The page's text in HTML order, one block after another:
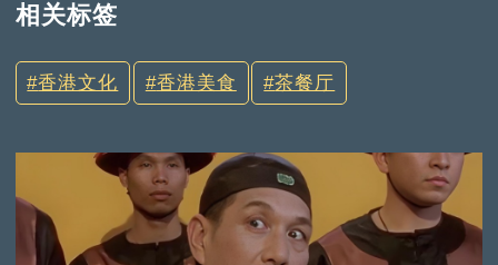
相关标签
香港文化 香港美食 茶餐厅